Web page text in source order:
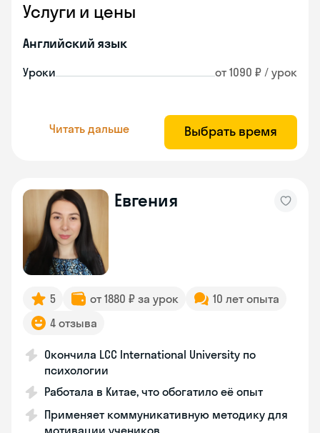
Услуги и цены
Английский язык
Уроки от 1090 ₽ / урок
Читать дальше Выбрать время
Евгения
5 от 1880 ₽ за урок
10 лет опыта
4 отзыва
Окончила LCC International University по
психологии
Работала в Китае, что обогатило её опыт
Применяет коммуникативную методику для
мотивации учеников